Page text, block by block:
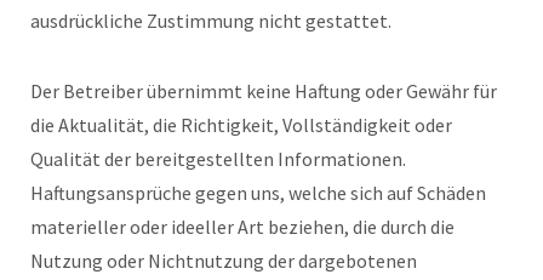
ausdrückliche Zustimmung nicht gestattet.
Der Betreiber übernimmt keine Haftung oder Gewähr für
die Aktualität, die Richtigkeit, Vollständigkeit oder
Qualität der bereitgestellten Informationen.
Haftungsansprüche gegen uns, welche sich auf Schäden
materieller oder ideeller Art beziehen, die durch die
Nutzung oder Nichtnutzung der dargebotenen